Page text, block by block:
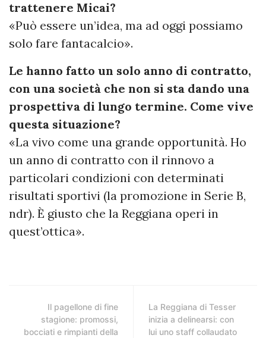
trattenere Micai?
«Può essere un’idea, ma ad oggi possiamo
solo fare fantacalcio».
Le hanno fatto un solo anno di contratto,
con una società che non si sta dando una
prospettiva di lungo termine. Come vive
questa situazione?
«La vivo come una grande opportunità. Ho
un anno di contratto con il rinnovo a
particolari condizioni con determinati
risultati sportivi (la promozione in Serie B,
ndr). È giusto che la Reggiana operi in
quest’ottica».
Il pagellone di fine
stagione: promossi,
bocciati e rimpianti della
La Reggiana di Tesser
inizia a delinearsi: con
lui uno staff collaudato